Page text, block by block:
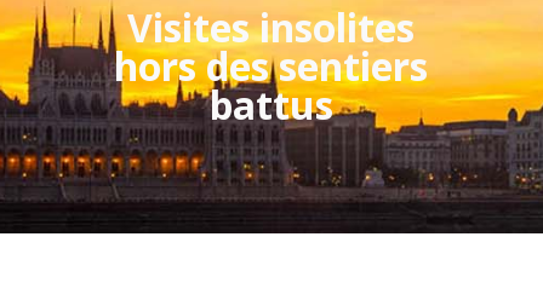
Visites insolites
hors des sentiers
battus